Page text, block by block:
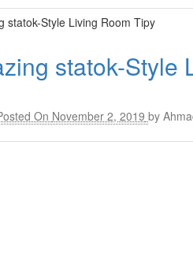
statok-Style
On November 2, 2019 by